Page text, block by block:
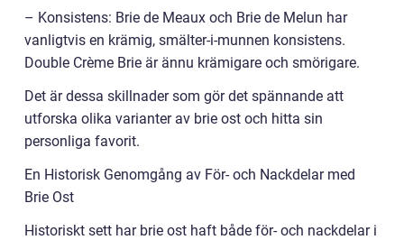
– Konsistens: Brie de Meaux och Brie de Melun har
vanligtvis en krämig, smälter-i-munnen konsistens.
Double Crème Brie är ännu krämigare och smörigare.
Det är dessa skillnader som gör det spännande att
utforska olika varianter av brie ost och hitta sin
personliga favorit.
En Historisk Genomgång av För- och Nackdelar med
Brie Ost
Historiskt sett har brie ost haft både för- och nackdelar i